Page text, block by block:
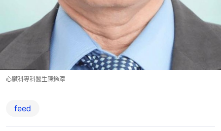
心臟科專科醫生陳鑑添
feed